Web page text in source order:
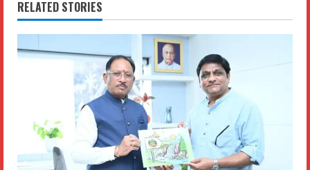
u
e
a
RELATED STORIES